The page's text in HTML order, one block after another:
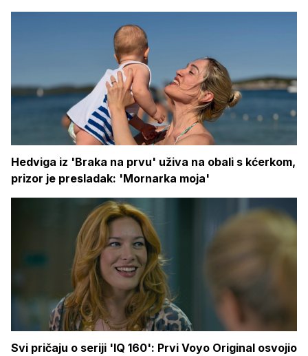
Hedviga iz 'Braka na prvu' uživa na obali s kćerkom,
prizor je presladak: 'Mornarka moja'
Svi pričaju o seriji 'IQ 160': Prvi Voyo Original osvojio